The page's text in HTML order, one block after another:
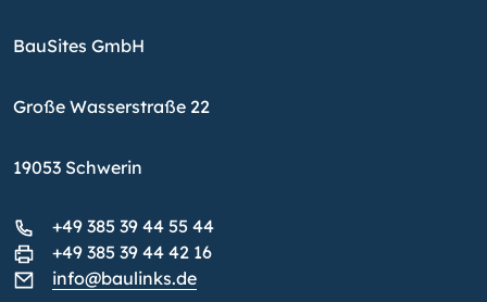
BauSites GmbH
Große Wasserstraße 22
19053 Schwerin
+49 385 39 44 55 44
+49 385 39 44 42 16
info@baulinks.de